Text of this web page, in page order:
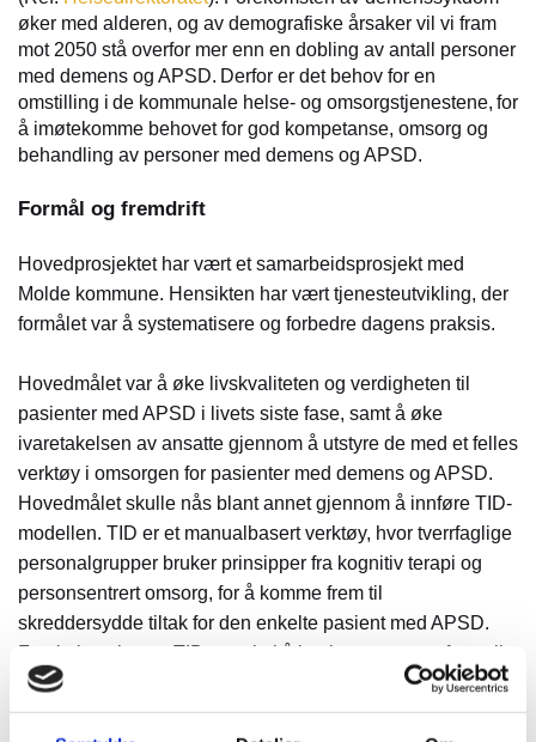
øker med alderen, og av demografiske årsaker vil vi fram
mot 2050 stå overfor mer enn en dobling av antall personer
med demens og APSD. Derfor er det behov for en
omstilling i de kommunale helse- og omsorgstjenestene, for
å imøtekomme behovet for god kompetanse, omsorg og
behandling av personer med demens og APSD.
Formål og fremdrift
Hovedprosjektet har vært et samarbeidsprosjekt med
Molde kommune. Hensikten har vært tjenesteutvikling, der
formålet var å systematisere og forbedre dagens praksis.
Hovedmålet var å øke livskvaliteten og verdigheten til
pasienter med APSD i livets siste fase, samt å øke
ivaretakelsen av ansatte gjennom å utstyre de med et felles
verktøy i omsorgen for pasienter med demens og APSD.
Hovedmålet skulle nås blant annet gjennom å innføre TID-
modellen. TID er et manualbasert verktøy, hvor tverrfaglige
personalgrupper bruker prinsipper fra kognitiv terapi og
personsentrert omsorg, for å komme frem til
skreddersydde tiltak for den enkelte pasient med APSD.
Forskning viser at TID er enkel å implementere og fører til
klar reduksjon av blant annet agitasjon og aggresjon.